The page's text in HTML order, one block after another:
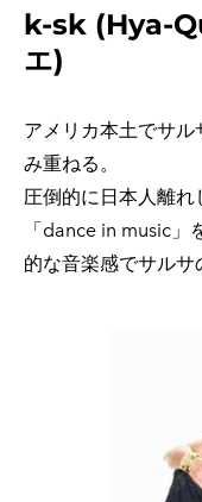
k-sk (Hya-
エ)​
アメリカ本土でサ
み重ねる。
圧倒的に日本人離
「dance in music
的な音楽感でサルサ